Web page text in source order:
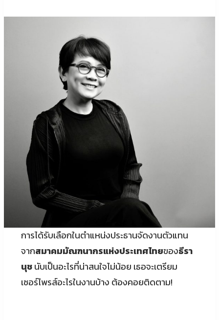
การได้รับเลือกในตำแหน่งประธานจัดงานตัวแทน
จากสมาคมมัณฑนากรแห่งประเทศไทยของธีรา
นุชนับเป็นอะไรที่น่าสนใจไม่น้อย เธอจะเตรียม
เซอร์ไพรส์อะไรในงานบ้าง ต้องคอยติดตาม!